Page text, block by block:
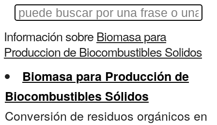
Información sobre Biomasa para
Produccion de Biocombustibles Solidos
Biomasa para Producción de
Biocombustibles Sólidos
Conversión de residuos orgánicos en